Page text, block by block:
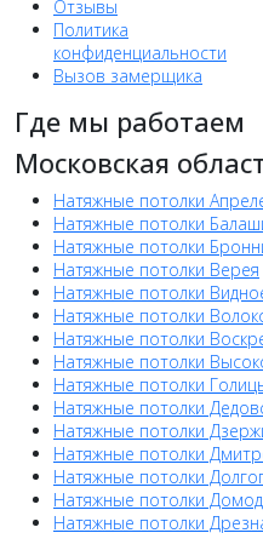
Отзывы
Политика
конфиденциальности
Вызов замерщика
Где мы работаем
Московская
Натяжные потолки
Натяжные потолки
Натяжные потолки
Натяжные потолки Верея
Натяжные потолки
Натяжные потолки
Натяжные потолки
Натяжные потолки
Натяжные потолки
Натяжные потолки
Натяжные потолки
Натяжные потолки
Натяжные потолки
Натяжные потолки
Натяжные потолки